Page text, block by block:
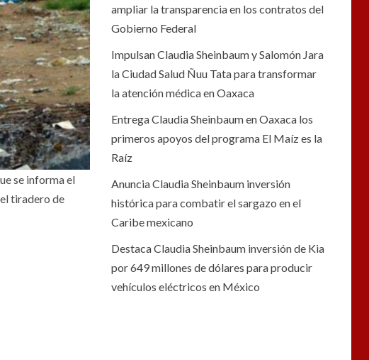
se informa el
tiradero de
ampliar la transparencia en los contratos del
Gobierno Federal
Impulsan Claudia Sheinbaum y Salomón Jara
la Ciudad Salud Ñuu Tata para transformar
la atención médica en Oaxaca
Entrega Claudia Sheinbaum en Oaxaca los
primeros apoyos del programa El Maíz es la
Raíz
Anuncia Claudia Sheinbaum inversión
histórica para combatir el sargazo en el
Caribe mexicano
Destaca Claudia Sheinbaum inversión de Kia
por 649 millones de dólares para producir
vehículos eléctricos en México